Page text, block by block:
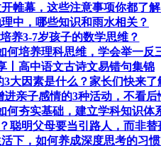
帷幕，这些注意事项你都了
中，哪些知识和雨水相关？
养3-7岁孩子的数学思维？
何培养理科思维，学会举一反
丨高中语文古诗文易错句集锦
3大因素是什么？家长们快来了
进亲子感情的3种活动，不看后
何夯实基础，建立学科知识体
聪明父母要当引路人，而非替
下，如何养成深度思考的习